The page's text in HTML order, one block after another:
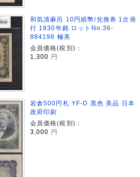
和気清麻呂 10円紙幣/兌換券 1次発
行 1930年銘 ロットNo.36-
884198 極美
会員価格(税別)：
1,300 円
岩倉500円札 YF-D 黒色 美品 日本
政府印刷
会員価格(税別)：
3,000
円